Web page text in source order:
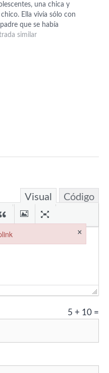
una chica y
Ella vivía sólo con
que se había
gay y ahora
similar
Visual Código
5 + 10 =
×